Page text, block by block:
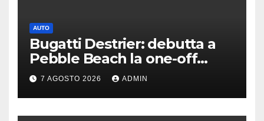
AUTO
Bugatti Destrier: debutta a
Pebble Beach la one-off
derivata dalla Bolide
7 AGOSTO 2026 ADMIN